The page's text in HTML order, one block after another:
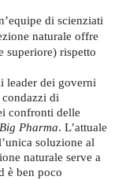
di scienziati
naturale offre
superiore) rispetto
leader dei governi
di
confronti delle
Big Pharma. L’attuale
soluzione al
naturale serve a
è ben poco